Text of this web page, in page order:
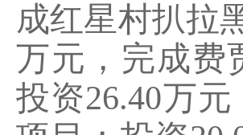
成红星村扒拉
万元，完成费
投资26.40万元